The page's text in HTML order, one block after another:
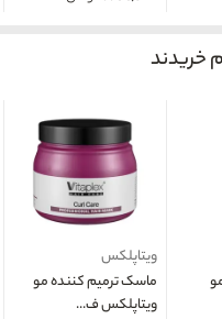
خریدند
ویتاپلکس
ماسک ترمیم کننده مو
ویتاپلکس ف...